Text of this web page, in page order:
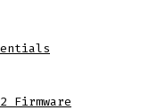
Firmware